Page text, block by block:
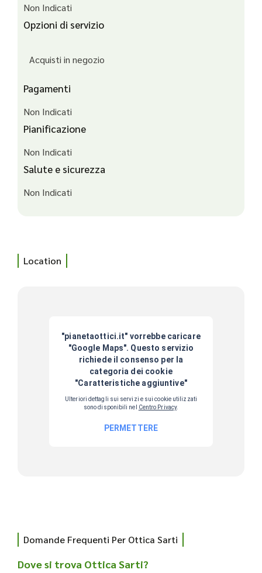
Non Indicati
Opzioni di servizio
Acquisti in negozio
Pagamenti
Non Indicati
Pianificazione
Non Indicati
Salute e sicurezza
Non Indicati
Location
Domande Frequenti Per Ottica Sarti
Dove si trova Ottica Sarti?